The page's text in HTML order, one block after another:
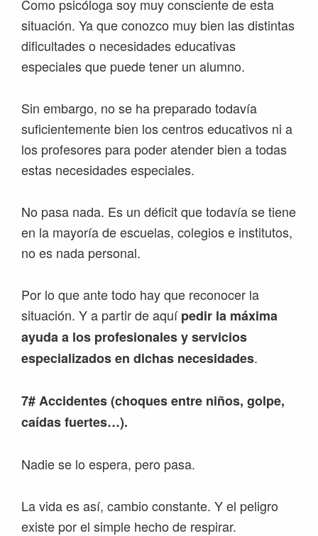
Como psicóloga soy muy consciente de esta
situación. Ya que conozco muy bien las distintas
dificultades o necesidades educativas
especiales que puede tener un alumno.
Sin embargo, no se ha preparado todavía
suficientemente bien los centros educativos ni a
los profesores para poder atender bien a todas
estas necesidades especiales.
No pasa nada. Es un déficit que todavía se tiene
en la mayoría de escuelas, colegios e institutos,
no es nada personal.
Por lo que ante todo hay que reconocer la
situación. Y a partir de aquípedir la máxima
ayuda a los profesionales y servicios
especializados en dichas necesidades.
7# Accidentes (choques entre niños, golpe,
caídas fuertes…).
Nadie se lo espera, pero pasa.
La vida es así, cambio constante. Y el peligro
existe por el simple hecho de respirar.